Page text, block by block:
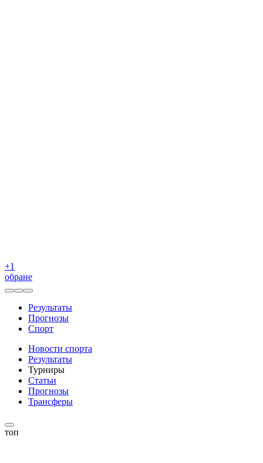
+1
обране
Результаты
Прогнозы
Спорт
Новости спорта
Результаты
Турниры
Статьи
Прогнозы
Трансферы
топ